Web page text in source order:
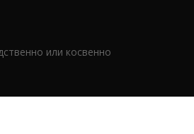
или косвенно